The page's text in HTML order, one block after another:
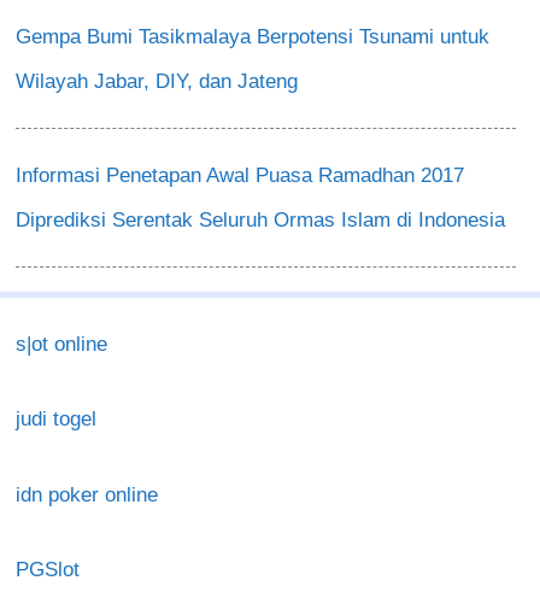
Gempa Bumi Tasikmalaya Berpotensi Tsunami untuk
Wilayah Jabar, DIY, dan Jateng
Informasi Penetapan Awal Puasa Ramadhan 2017
Diprediksi Serentak Seluruh Ormas Islam di Indonesia
s|ot online
judi togel
idn poker online
PGSlot